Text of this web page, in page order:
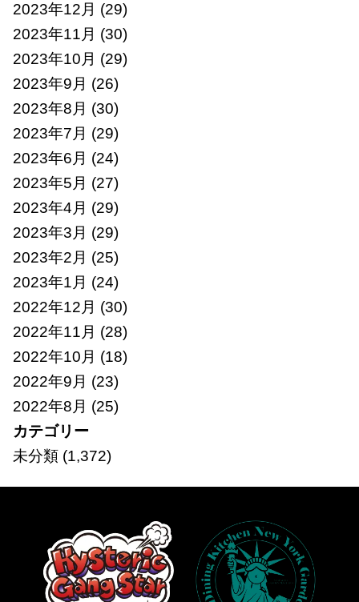
2023年12月 (29)
2023年11月 (30)
2023年10月 (29)
2023年9月 (26)
2023年8月 (30)
2023年7月 (29)
2023年6月 (24)
2023年5月 (27)
2023年4月 (29)
2023年3月 (29)
2023年2月 (25)
2023年1月 (24)
2022年12月 (30)
2022年11月 (28)
2022年10月 (18)
2022年9月 (23)
2022年8月 (25)
カテゴリー
未分類(1,372)